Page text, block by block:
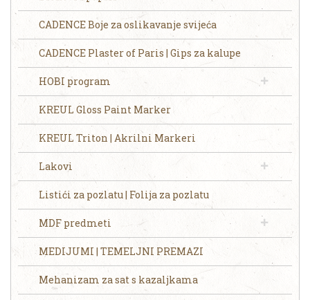
CADENCE Boje za oslikavanje svijeća
CADENCE Plaster of Paris | Gips za kalupe
HOBI program
KREUL Gloss Paint Marker
KREUL Triton | Akrilni Markeri
Lakovi
Listići za pozlatu | Folija za pozlatu
MDF predmeti
MEDIJUMI | TEMELJNI PREMAZI
Mehanizam za sat s kazaljkama